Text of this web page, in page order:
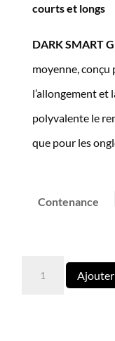
courts et longs
DARK SMART
moyenne, conçu
l’allongement et
polyvalente le
que pour les
Contenance